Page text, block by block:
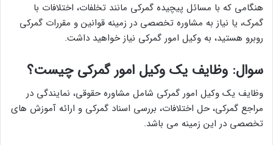
هنگامی که با مسائل پیچیده گمرکی مانند تخلفات، اختلافات با
گمرک، یا نیاز به مشاوره تخصصی در زمینه قوانین و مقررات گمرکی
روبرو هستید، به وکیل امور گمرکی نیاز خواهید داشت.
سوال: وظایف یک وکیل امور گمرکی چیست؟
وظایف یک وکیل امور گمرکی شامل مشاوره حقوقی، نمایندگی در
مراجع گمرکی، حل اختلافات، بررسی اسناد گمرکی و ارائه آموزش های
تخصصی در این زمینه می باشد.